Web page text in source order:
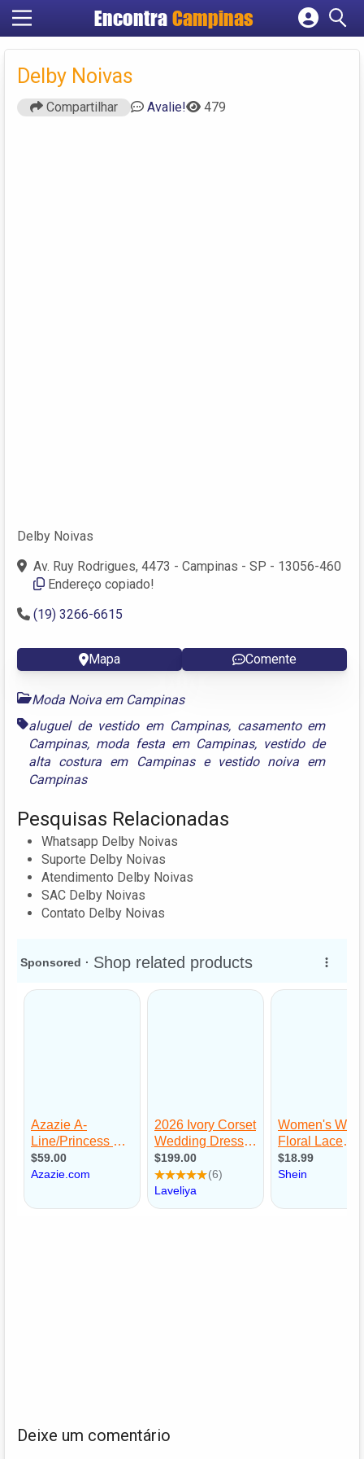
Encontra Campinas
Cadastrar empresa
Delby Noivas
Compartilhar Avalie! 479
Delby Noivas
Av. Ruy Rodrigues, 4473 - Campinas - SP - 13056-460
Endereço copiado!
(19) 3266-6615
Mapa Comente
Moda Noiva em Campinas
aluguel de vestido em Campinas, casamento em
Campinas, moda festa em Campinas, vestido de
alta costura em Campinase vestido noiva em
Campinas
Pesquisas Relacionadas
Whatsapp Delby Noivas
Suporte Delby Noivas
Atendimento Delby Noivas
SAC Delby Noivas
Contato Delby Noivas
Deixe um comentário